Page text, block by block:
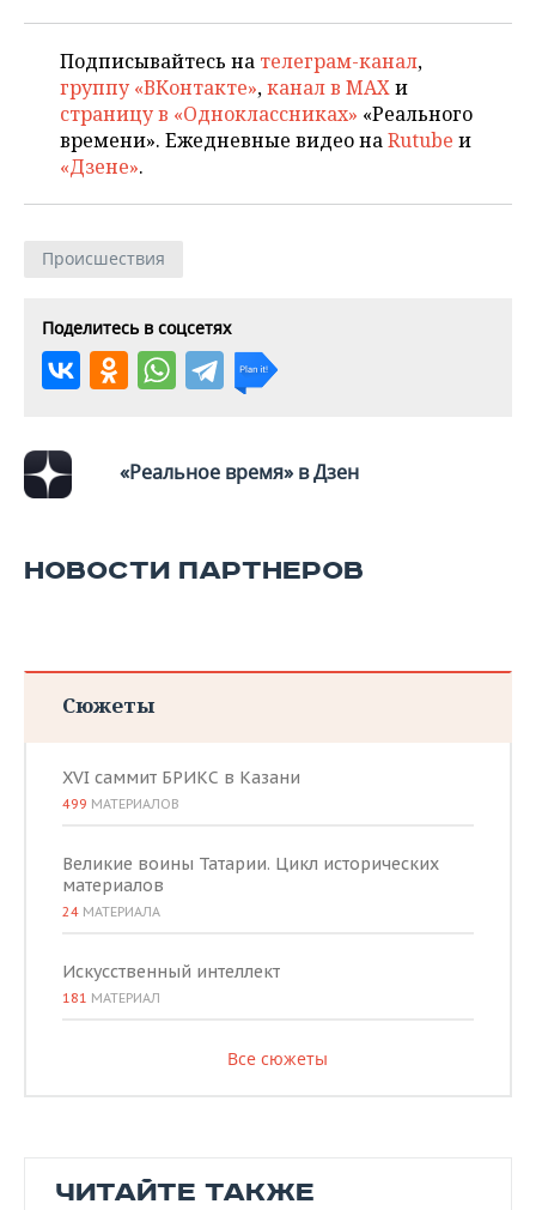
ONLINE-КОНФЕРЕНЦИИ
ОТКРЫТАЯ ЛЕКЦИЯ
ХОККЕЙ
БАСКЕТБОЛ
ВОЛЕЙБОЛ
ФИГУРНОЕ КАТАНИЕ
ХОККЕЙ С МЯЧОМ
ВЛАСТЬ
ИНФРАСТРУКТУРА
ИСТОРИЯ
МЕДИЦИНА
ПРОИСШЕСТВИЯ
СЮЖЕТЫ
СПРАВОЧНИК
СПИСОК ПЕРСОН
ПОЛНАЯ ВЕРСИЯ
Подписывайтесь на телеграм-канал,
группу «ВКонтакте»,канал в MAXи
страницу в «Одноклассниках» «Реального
времени». Ежедневные видео наRutube и
«Дзене».
Происшествия
Поделитесь в соцсетях
«Реальное время» в Дзен
НОВОСТИ ПАРТНЕРОВ
Сюжеты
XVI саммит БРИКС в Казани
499 МАТЕРИАЛОВ
Великие воины Татарии. Цикл исторических
материалов
24 МАТЕРИАЛА
Искусственный интеллект
181 МАТЕРИАЛ
Все сюжеты
ЧИТАЙТЕ ТАКЖЕ